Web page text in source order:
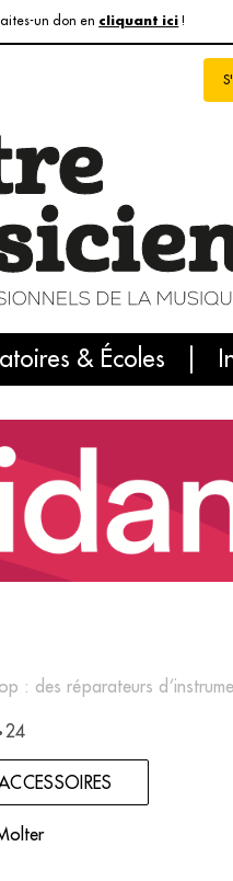
un don en cliquant ici !
& Écoles
du mois
: des réparateurs
24